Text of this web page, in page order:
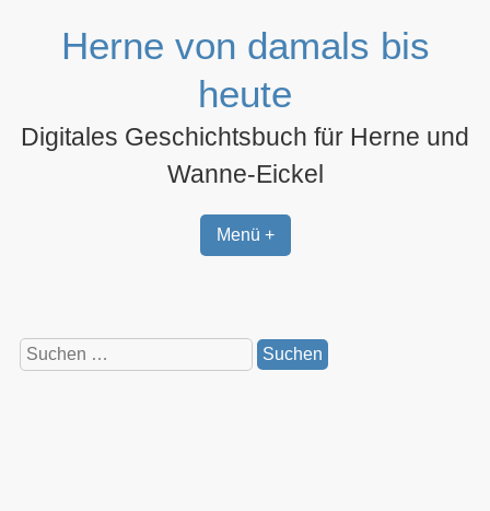
springenHerne von damals bis
heute
Digitales Geschichtsbuch für Herne und
Wanne-Eickel
Menü +
Suchen
nach: